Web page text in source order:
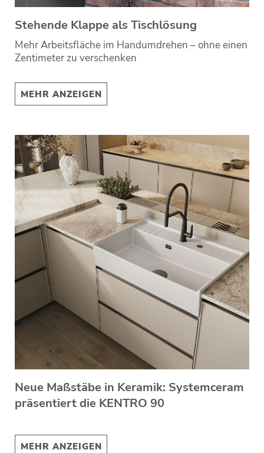
Stehende Klappe als Tischlösung
Mehr Arbeitsfläche im Handumdrehen – ohne einen
Zentimeter zu verschenken
MEHR ANZEIGEN
Neue Maßstäbe in Keramik: Systemceram
präsentiert die KENTRO 90
MEHR ANZEIGEN